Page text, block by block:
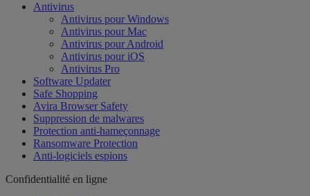
Antivirus
Antivirus pour Windows
Antivirus pour Mac
Antivirus pour Android
Antivirus pour iOS
Antivirus Pro
Software Updater
Safe Shopping
Avira Browser Safety
Suppression de malwares
Protection anti-hameçonnage
Ransomware Protection
Anti-logiciels espions
Confidentialité en ligne